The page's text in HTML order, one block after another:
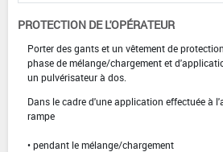
PROTECTION DE L'OPÉRATEUR
Porter des gants et un vêtement de
phase de mélange/chargement et
un pulvérisateur à dos.
Dans le cadre d'une application effectuée à
rampe
• pendant le mélange/chargement